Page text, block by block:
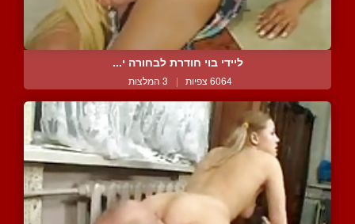
ליידי בוי חודרת לבחורה י...
6064 צפיות | 3 המלצות